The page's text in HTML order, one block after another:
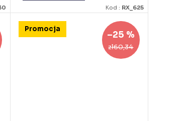
Kod : RX_625
Promocja
zł60,34
–25 %